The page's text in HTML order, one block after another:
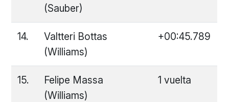
(Sauber)
14.
Valtteri Bottas
(Williams)
+00:45.789
15.
Felipe Massa
(Williams)
1 vuelta